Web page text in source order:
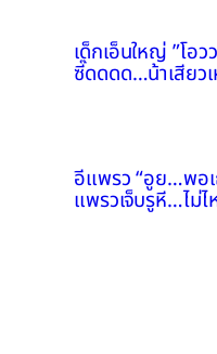
เด็กเอ็นใหญ่ ”โอ
ซี๊ดดดด…น้าเสียว
อีแพรว “อูย…พอ
แพรวเจ็บรูหี…ไม่